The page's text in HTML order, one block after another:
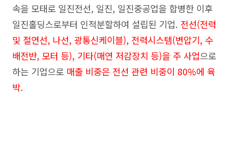
속을 모태로 일진전선, 일진, 일진중공업을 합병한 이후
일진홀딩스로부터 인적분할하여 설립된 기업. 전선(전력
및 절연선, 나선, 광통신케이블), 전력시스템(변압기, 수
배전반, 모터 등), 기타(매연 저감장치 등)을 주 사업으로
하는 기업으로 매출 비중은 전선 관련 비중이 80%에 육
박.